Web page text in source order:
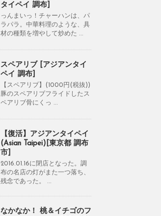
タイペイ 調布]
っんまいっ！チャーハンは、パ
ラパラ。中華料理のような、具
材の種類を増やして炒めた ...
スペアリブ [アジアンタイ
ペイ 調布]
【スペアリブ】(1000円(税抜))
豚のスペアリブフライドしたス
ペアリブ骨にくっ ...
【復活】アジアンタイペイ
(Asian Taipei)[東京都 調布
市]
2016.01.16に閉店となった。調
布の名店の灯がまた一つ落ち、
残念であった。 ...
なかなか！ 桃＆イチゴのフ